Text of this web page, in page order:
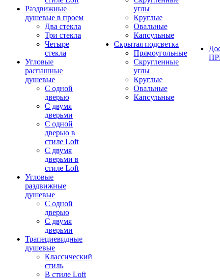
Раздвижные
душевые в проем
Два стекла
Три стекла
Четыре
стекла
Угловые
распашные
душевые
С одной
дверью
С двумя
дверьми
С одной
дверью в
стиле Loft
С двумя
дверьми в
стиле Loft
Угловые
раздвижные
душевые
С одной
дверью
С двумя
дверьми
Трапециевидные
душевые
Классический
стиль
В стиле Loft
углы
Круглые
Овальные
Капсульные
Скрытая подсветка
Прямоугольные
Скругленные
углы
Круглые
Овальные
Капсульные